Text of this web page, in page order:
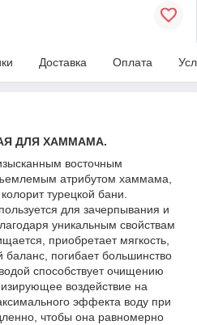
Доставка Оплата
ДЛЯ ХАММАМА.
восточным
атрибутом хаммама,
турецкой бани.
для зачерпывания и
уникальным свойствам
приобретает мягкость,
погибает большинство
способствует очищению
воздействие на
эффекта воду при
чтобы она равномерно